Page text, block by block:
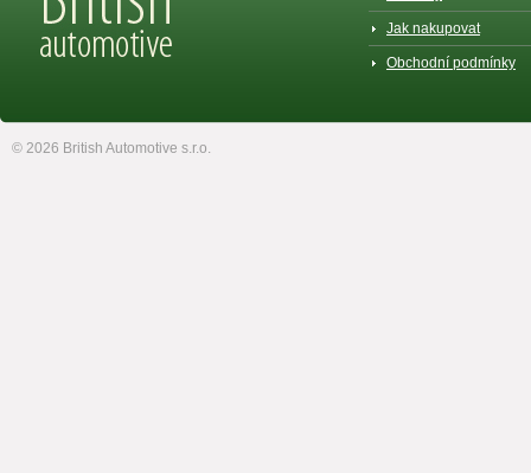
Jak nakupovat
Obchodní podmínky
© 2026 British Automotive s.r.o.